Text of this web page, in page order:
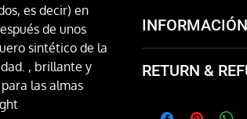
es decir) en
de unos
sintético de la
, brillante y
las almas
práctica y el
RETURN &